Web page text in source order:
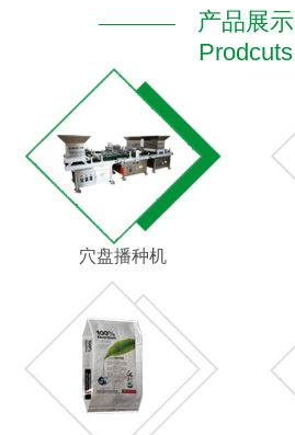
产品展示
Prodcuts
穴盘播种机